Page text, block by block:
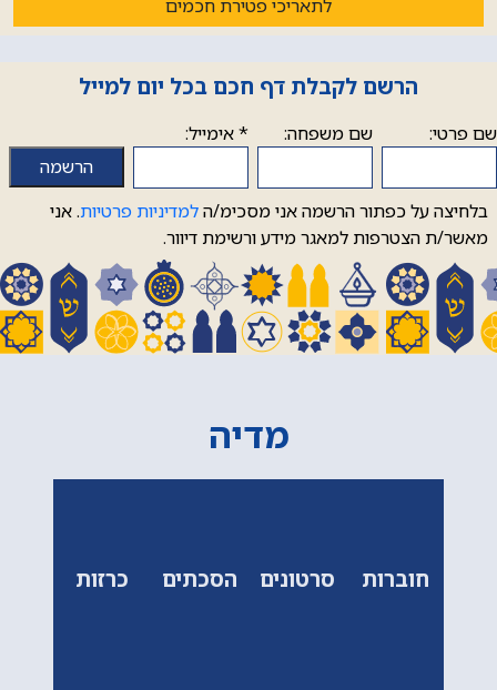
לתאריכי פטירת חכמים
הרשם לקבלת דף חכם בכל יום למייל
שם פרטי: שם משפחה: *אימייל:
בלחיצה על כפתור הרשמה אני מסכימ/הלמדיניות פרטיות. אני
מאשר/ת הצטרפות למאגר מידע ורשימת דיוור.
מדיה
חוברות סרטונים הסכתים כרזות